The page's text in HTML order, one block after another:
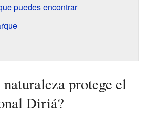
puedes encontrar
protege el
Diriá?